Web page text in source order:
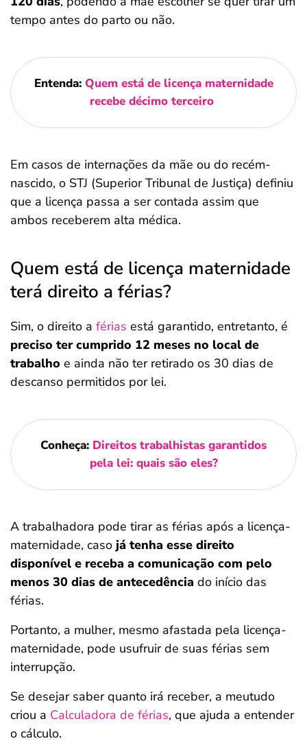
tempo antes do parto ou não.
Entenda: Quem está de licença maternidade
recebe décimo terceiro
Em casos de internações da mãe ou do recém-
nascido, o STJ (Superior Tribunal de Justiça) definiu
que a licença passa a ser contada assim que
ambos receberem alta médica.
Quem está de licença maternidade
terá direito a férias?
Sim, o direito a férias está garantido, entretanto, é
preciso ter cumprido 12 meses no local de
trabalho e ainda não ter retirado os 30 dias de
descanso permitidos por lei.
Conheça: Direitos trabalhistas garantidos
pela lei: quais são eles?
A trabalhadora pode tirar as férias após a licença-
maternidade, caso já tenha esse direito
disponível e receba a comunicação com pelo
menos 30 dias de antecedência do início das
férias.
Portanto, a mulher, mesmo afastada pela licença-
maternidade, pode usufruir de suas férias sem
interrupção.
Se desejar saber quanto irá receber, a meutudo
criou a Calculadora de férias, que ajuda a entender
o cálculo.